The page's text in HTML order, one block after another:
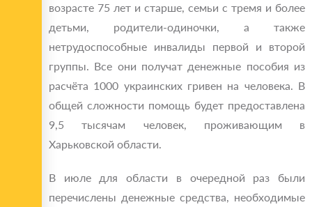
возрасте 75 лет и старше, семьи с тремя и более
детьми, родители-одиночки, а также
нетрудоспособные инвалиды первой и второй
группы. Все они получат денежные пособия из
расчёта 1000 украинских гривен на человека. В
общей сложности помощь будет предоставлена
9,5 тысячам человек, проживающим в
Харьковской области.
В июле для области в очередной раз были
перечислены денежные средства, необходимые